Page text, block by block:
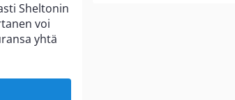
Sheltonin
voi
yhtä